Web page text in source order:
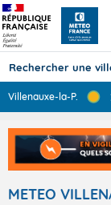
Villenauxe-la-P...
METEO